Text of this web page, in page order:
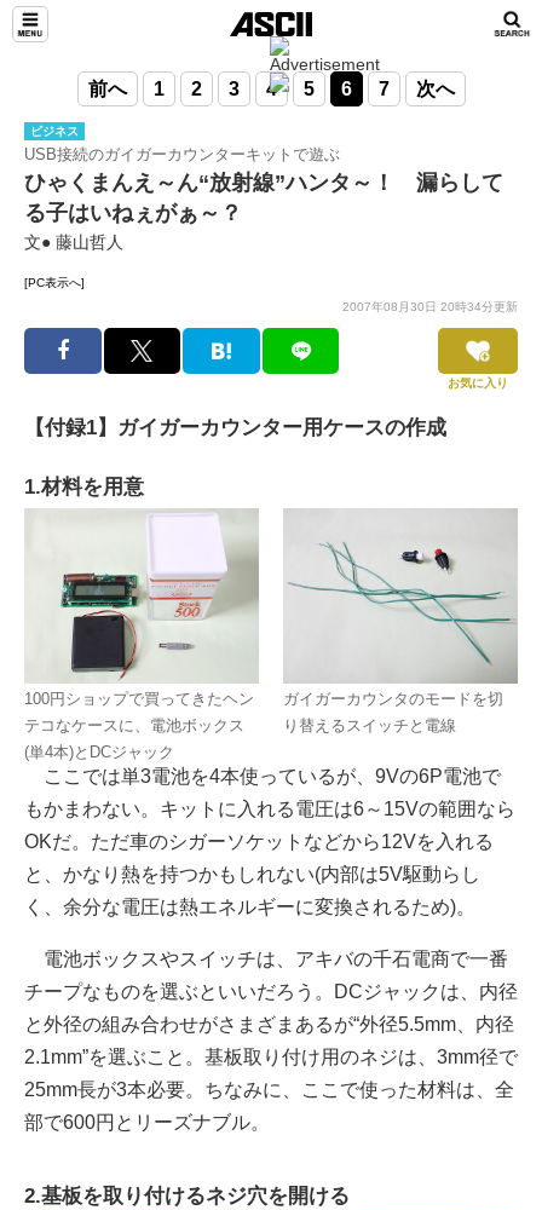
前へ 1 2 3 4 5 6 7 次へ
ビジネス
USB接続のガイガーカウンターキットで遊ぶ
ひゃくまんえ～ん“放射線”ハンタ～！ 漏らして
る子はいねぇがぁ～？
文● 藤山哲人
[PC表示へ]
2007年08月30日 20時34分更新
お気に入り
【付録1】ガイガーカウンター用ケースの作成
1.材料を用意
100円ショップで買ってきたヘン
テコなケースに、電池ボックス
(単4本)とDCジャック
ガイガーカウンタのモードを切
り替えるスイッチと電線
ここでは単3電池を4本使っているが、9Vの6P電池で
もかまわない。キットに入れる電圧は6～15Vの範囲なら
OKだ。ただ車のシガーソケットなどから12Vを入れる
と、かなり熱を持つかもしれない(内部は5V駆動らし
く、余分な電圧は熱エネルギーに変換されるため)。
電池ボックスやスイッチは、アキバの千石電商で一番
チープなものを選ぶといいだろう。DCジャックは、内径
と外径の組み合わせがさまざまあるが“外径5.5mm、内径
2.1mm”を選ぶこと。基板取り付け用のネジは、3mm径で
25mm長が3本必要。ちなみに、ここで使った材料は、全
部で600円とリーズナブル。
2.基板を取り付けるネジ穴を開ける